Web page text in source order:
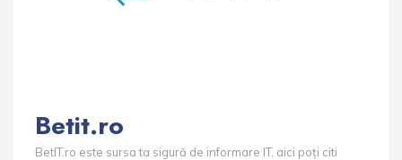
Betit.ro
BetIT.ro este sursa ta sigură de informare IT, aici poți citi